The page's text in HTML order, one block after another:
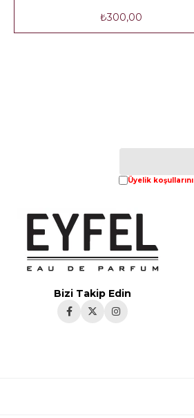
Üyelik koşullarını
Bizi Takip Edin